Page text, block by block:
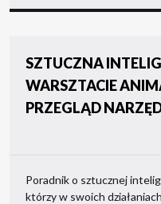
SZTUCZNA
WARSZTACIE
PRZEGLĄD
Poradnik o sztucznej
którzy w swoich